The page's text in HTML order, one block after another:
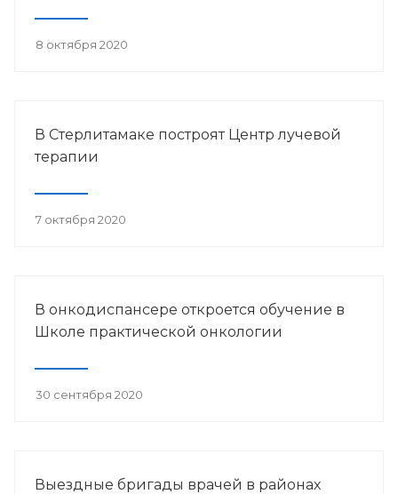
8 октября 2020
В Стерлитамаке построят Центр лучевой
терапии
7 октября 2020
В онкодиспансере откроется обучение в
Школе практической онкологии
30 сентября 2020
Выездные бригады врачей в районах